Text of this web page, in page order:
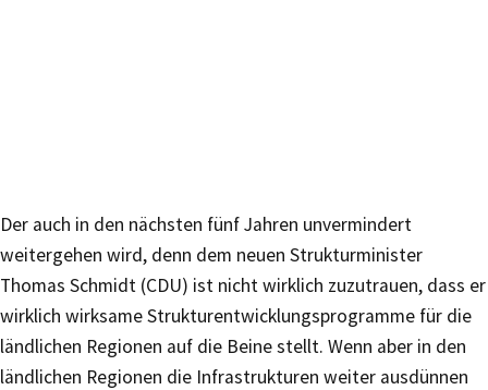
Der auch in den nächsten fünf Jahren unvermindert
weitergehen wird, denn dem neuen Strukturminister
Thomas Schmidt (CDU) ist nicht wirklich zuzutrauen, dass er
wirklich wirksame Strukturentwicklungsprogramme für die
ländlichen Regionen auf die Beine stellt. Wenn aber in den
ländlichen Regionen die Infrastrukturen weiter ausdünnen